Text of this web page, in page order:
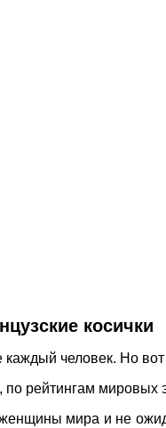
косички
каждый человек. Но
по рейтингам мировых
мира и не